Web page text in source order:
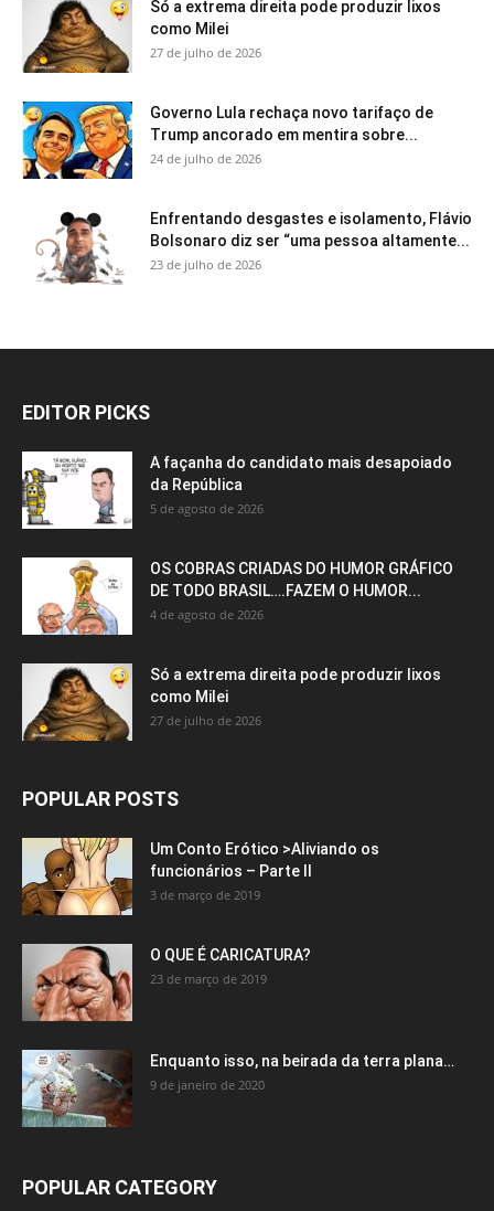
Só a extrema direita pode produzir lixos
como Milei
27 de julho de 2026
Governo Lula rechaça novo tarifaço de
Trump ancorado em mentira sobre...
24 de julho de 2026
Enfrentando desgastes e isolamento, Flávio
Bolsonaro diz ser “uma pessoa altamente...
23 de julho de 2026
EDITOR PICKS
A façanha do candidato mais desapoiado
da República
5 de agosto de 2026
OS COBRAS CRIADAS DO HUMOR GRÁFICO
DE TODO BRASIL….FAZEM O HUMOR...
4 de agosto de 2026
Só a extrema direita pode produzir lixos
como Milei
27 de julho de 2026
POPULAR POSTS
Um Conto Erótico >Aliviando os
funcionários – Parte II
3 de março de 2019
O QUE É CARICATURA?
23 de março de 2019
Enquanto isso, na beirada da terra plana…
9 de janeiro de 2020
POPULAR CATEGORY